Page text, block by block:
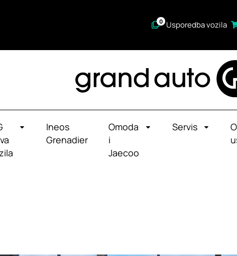
0 Usporedba vozila
Ineos
Grenadier
Omoda
i
Jaecoo
Servis